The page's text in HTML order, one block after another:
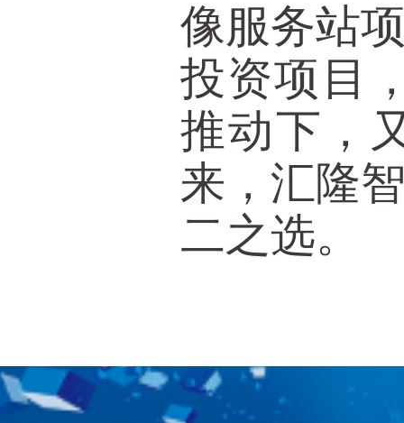
像服务站
投资项目
推动下，
来，汇隆
二之选。